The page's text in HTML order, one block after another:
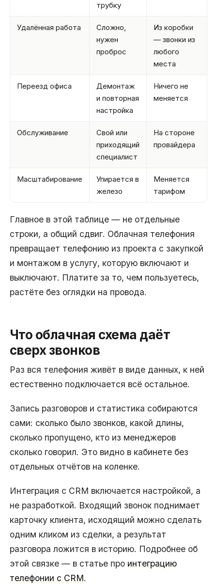
трубку
Удалённая работа
Сложно,
нужен
проброс
Из коробки
— звонки из
любого
места
Переезд офиса
Демонтаж
и повторная
настройка
Ничего не
меняется
Обслуживание
Свой или
приходящий
специалист
На стороне
провайдера
Масштабирование
Упирается в
железо
Меняется
тарифом
Главное в этой таблице — не отдельные
строки, а общий сдвиг. Облачная телефония
превращает телефонию из проекта с закупкой
и монтажом в услугу, которую включают и
выключают. Платите за то, чем пользуетесь,
растёте без оглядки на провода.
Что облачная схема даёт
сверх звонков
Раз вся телефония живёт в виде данных, к ней
естественно подключается всё остальное.
Запись разговоров и статистика собираются
сами: сколько было звонков, какой длины,
сколько пропущено, кто из менеджеров
сколько говорил. Это видно в кабинете без
отдельных отчётов на коленке.
Интеграция с CRM включается настройкой, а
не разработкой. Входящий звонок поднимает
карточку клиента, исходящий можно сделать
одним кликом из сделки, а результат
разговора ложится в историю. Подробнее об
этой связке — в статье про интеграцию
телефонии с CRM.